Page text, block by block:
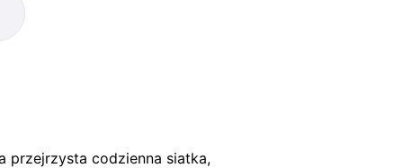
przejrzysta codzienna siatka,